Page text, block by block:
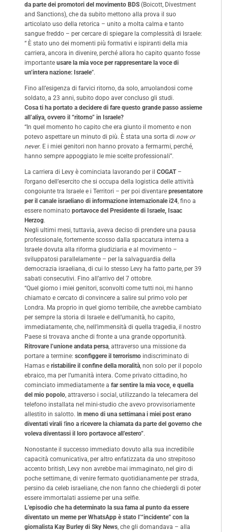
da parte dei promotori del movimento BDS (Boicott, Divestment
and Sanctions), che da subito mettono alla prova il suo
articolato uso della retorica – unito a molta calma e tanto
sangue freddo – per cercare di spiegare la complessità di Israele:
“ È stato uno dei momenti più formativi e ispiranti della mia
carriera, ancora in divenire, perché allora ho capito quanto fosse
importante usare la mia voce per rappresentare la voce di
un’intera nazione: Israele”.
Fino all’esigenza di farvici ritorno, da solo, arruolandosi come
soldato, a 23 anni, subito dopo aver concluso gli studi.
Cosa ti ha portato a decidere di fare questo grande passo assieme
all’aliya, ovvero il “ritorno” in Israele?
“In quel momento ho capito che era giunto il momento e non
potevo aspettare un minuto di più. È stata una sorta di now or
never. E i miei genitori non hanno provato a fermarmi, perché,
hanno sempre appoggiato le mie scelte professionali”.
La carriera di Levy è cominciata lavorando per il COGAT–
l’organo dell’esercito che si occupa della logistica delle attività
congoiunte tra Israele e i Territori – per poi diventare presentatore
per il canale israeliano di informazione internazionale i24, fino a
essere nominato portavoce del Presidente di Israele, Isaac
Herzog.
Negli ultimi mesi, tuttavia, aveva deciso di prendere una pausa
professionale, fortemente scosso dalla spaccatura interna a
Israele dovuta alla riforma giudiziaria e al movimento –
sviluppatosi parallelamente – per la salvaguardia della
democrazia israeliana, di cui lo stesso Levy ha fatto parte, per 39
sabati consecutivi. Fino all’arrivo del 7 ottobre.
“Quel giorno i miei genitori, sconvolti come tutti noi, mi hanno
chiamato e cercato di convincere a salire sul primo volo per
Londra. Ma proprio in quel giorno terribile, che avrebbe cambiato
per sempre la storia di Israele e dell’umanità, ho capito,
immediatamente, che, nell’immensità di quella tragedia, il nostro
Paese si trovava anche di fronte a una grande opportunità.
Ritrovare l’unione andata persa, attraverso una missione da
portare a termine: sconfiggere il terrorismo indiscriminato di
Hamas e ristabilire il confine della moralità, non solo per il popolo
ebraico, ma per l’umanità intera. Come privato cittadino, ho
cominciato immediatamente a far sentire la mia voce, e quella
del mio popolo, attraverso i social, utilizzando la telecamera del
telefono installata nel mini-studio che avevo provvisoriamente
allestito in salotto. In meno di una settimana i miei post erano
diventati virali fino a ricevere la chiamata da parte del governo che
voleva diventassi il loro portavoce all’estero”.
Nonostante il successo immediato dovuto alla sua incredibile
capacità comunicativa, per altro enfatizzata da uno strepitoso
accento british, Levy non avrebbe mai immaginato, nel giro di
poche settimane, di venire fermato quotidianamente per strada,
persino da celeb israeliane, che non fanno che chiedergli di poter
essere immortalati assieme per una selfie.
L’episodio che ha determinato la sua fama al punto da essere
diventato un meme per WhatsApp è stato l’“incidente” con la
giornalista Kay Burley di Sky News, che gli domandava – alla